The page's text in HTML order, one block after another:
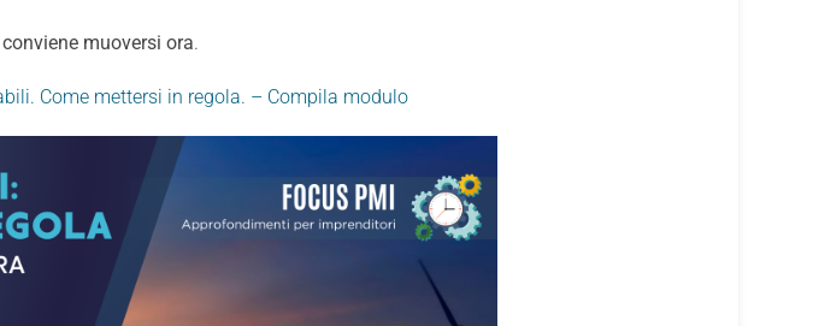
muoversi ora.
Come mettersi in regola. – Compila modulo